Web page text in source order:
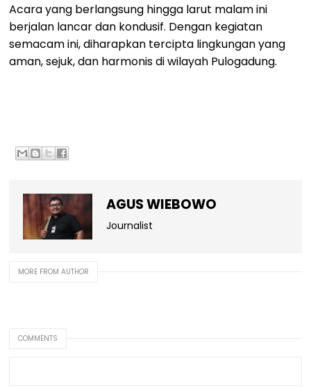
Acara yang berlangsung hingga larut malam ini
berjalan lancar dan kondusif. Dengan kegiatan
semacam ini, diharapkan tercipta lingkungan yang
aman, sejuk, dan harmonis di wilayah Pulogadung.
AGUS WIEBOWO
Journalist
MORE FROM AUTHOR
COMMENTS